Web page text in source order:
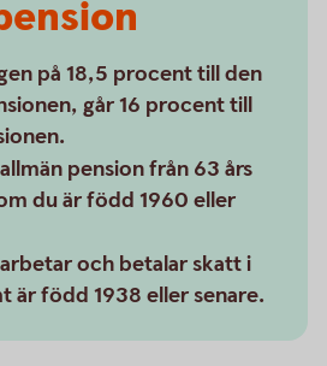
på 18,5 procent till den
går 16 procent till
pension från 63 års
du är född 1960 eller
och betalar skatt i
är född 1938 eller senare.